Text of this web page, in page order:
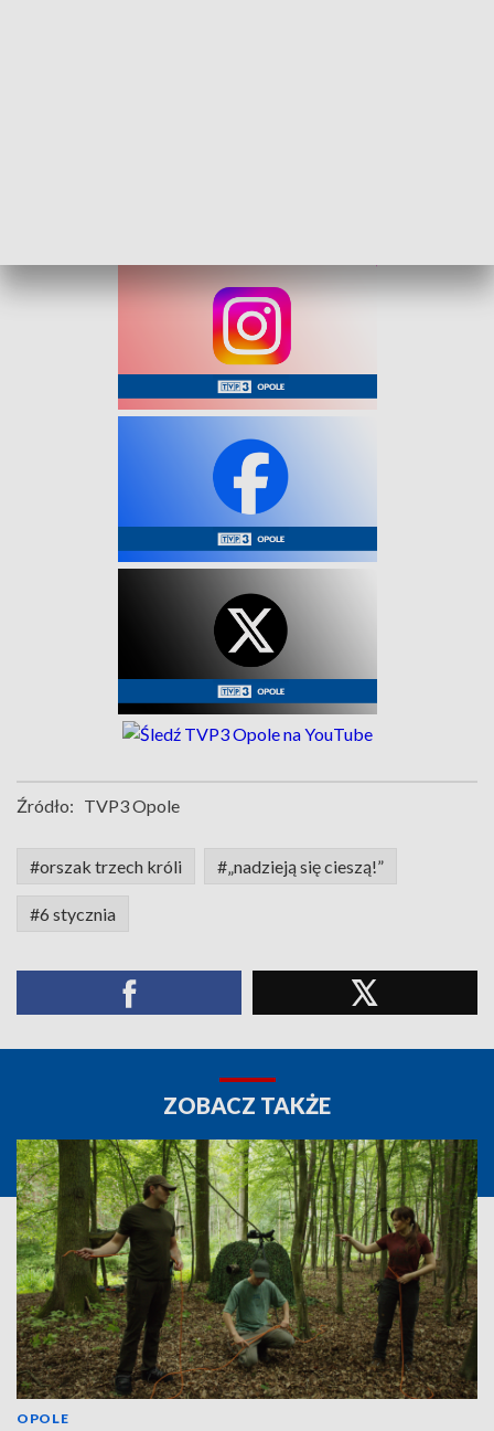
Źródło: TVP3 Opole
#orszak trzech króli #„nadzieją się cieszą!”
#6 stycznia
ZOBACZ TAKŻE
OPOLE